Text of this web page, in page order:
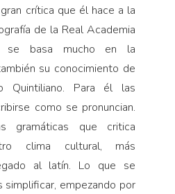
crítica que él hace a la
de la Real Academia
se basa mucho en la
su conocimiento de
Quintiliano. Para él las
como se pronuncian.
gramáticas que critica
clima cultural, más
al latín. Lo que se
simplificar, empezando por